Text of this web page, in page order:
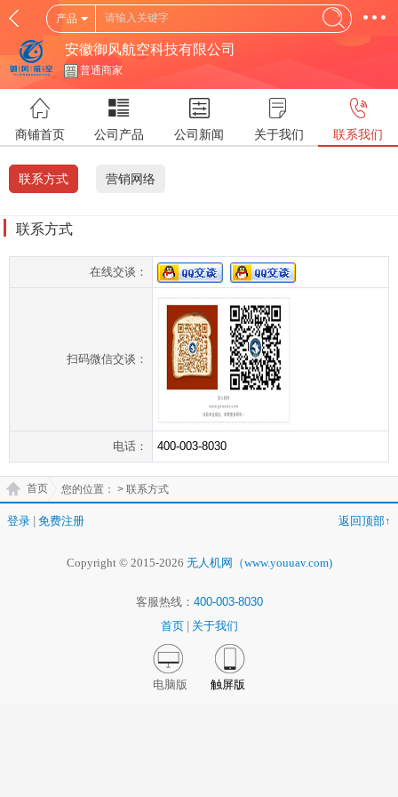
产品
安徽御风航空科技有限公司
普通商家
商铺首页 公司产品 公司新闻 关于我们 联系我们
联系方式 营销网络
联系方式
在线交谈：
扫码微信交谈：
电话： 400-003-8030
您的位置：
首页 > 联系方式
登录 免费注册 返回顶部↑
Copyright © 2015-2026 无人机网（www.youuav.com)
客服热线： 400-003-8030
首页
关于我们
电脑版 触屏版